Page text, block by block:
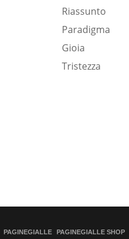
Riassunto
Paradigma
Gioia
Tristezza
PAGINEGIALLE PAGINEGIALLE SHOP